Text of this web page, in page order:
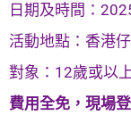
日期及時間：
活動地點：香港
對象：12歲或以
費用全免，現場